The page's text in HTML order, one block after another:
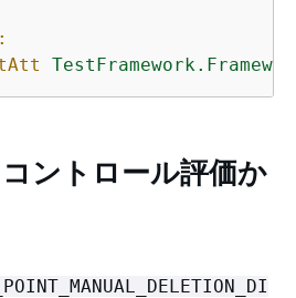
ントロール評価か